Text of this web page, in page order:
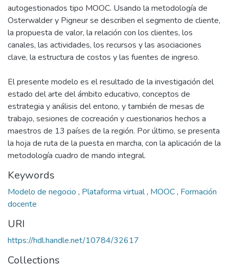
autogestionados tipo MOOC. Usando la metodología de
Osterwalder y Pigneur se describen el segmento de cliente,
la propuesta de valor, la relación con los clientes, los
canales, las actividades, los recursos y las asociaciones
clave, la estructura de costos y las fuentes de ingreso.
El presente modelo es el resultado de la investigación del
estado del arte del ámbito educativo, conceptos de
estrategia y análisis del entono, y también de mesas de
trabajo, sesiones de cocreación y cuestionarios hechos a
maestros de 13 países de la región. Por último, se presenta
la hoja de ruta de la puesta en marcha, con la aplicación de la
metodología cuadro de mando integral.
Keywords
Modelo de negocio , Plataforma virtual, MOOC, Formación
docente
URI
https://hdl.handle.net/10784/32617
Collections